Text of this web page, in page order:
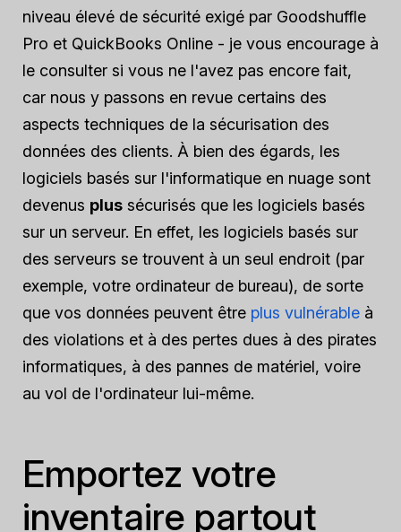
niveau élevé de sécurité exigé par Goodshuffle
Pro et QuickBooks Online - je vous encourage à
le consulter si vous ne l'avez pas encore fait,
car nous y passons en revue certains des
aspects techniques de la sécurisation des
données des clients. À bien des égards, les
logiciels basés sur l'informatique en nuage sont
devenus plus sécurisés que les logiciels basés
sur un serveur. En effet, les logiciels basés sur
des serveurs se trouvent à un seul endroit (par
exemple, votre ordinateur de bureau), de sorte
que vos données peuvent être plus vulnérable à
des violations et à des pertes dues à des pirates
informatiques, à des pannes de matériel, voire
au vol de l'ordinateur lui-même.
Emportez votre
inventaire partout